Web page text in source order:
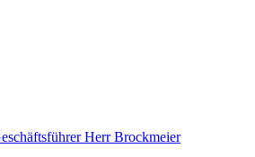
Herr Brockmeier